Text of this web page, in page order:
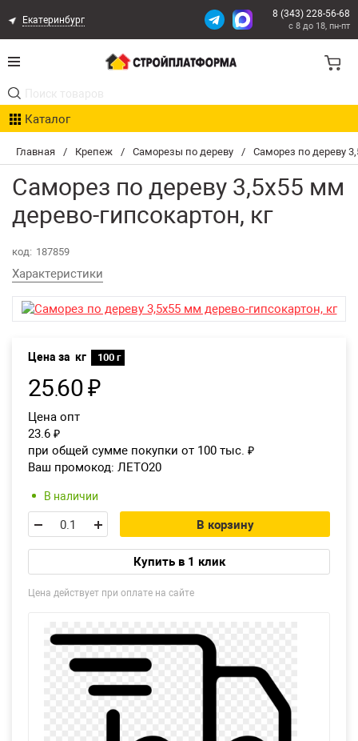
Главная / Крепеж / Саморезы по дереву / Саморез по дереву
Саморез по дереву 3,5х55 мм
дерево-гипсокартон, кг
код: 187859
Характеристики
Цена за кг 100 г
25.60₽
Цена опт
23.6 ₽
при общей сумме покупки от 100 тыс. ₽
Ваш промокод: ЛЕТО20
В наличии
В корзину
Купить в 1 клик
Цена действует при оплате на сайте
Екатеринбург
8 (343) 228-56-68
с 8 до 18, пн-пт
Каталог
Акции
Расчет доставки
Организациям
Опыт поставок
Контакты
Оплата и Доставка
Возврат товара
Екатеринбург